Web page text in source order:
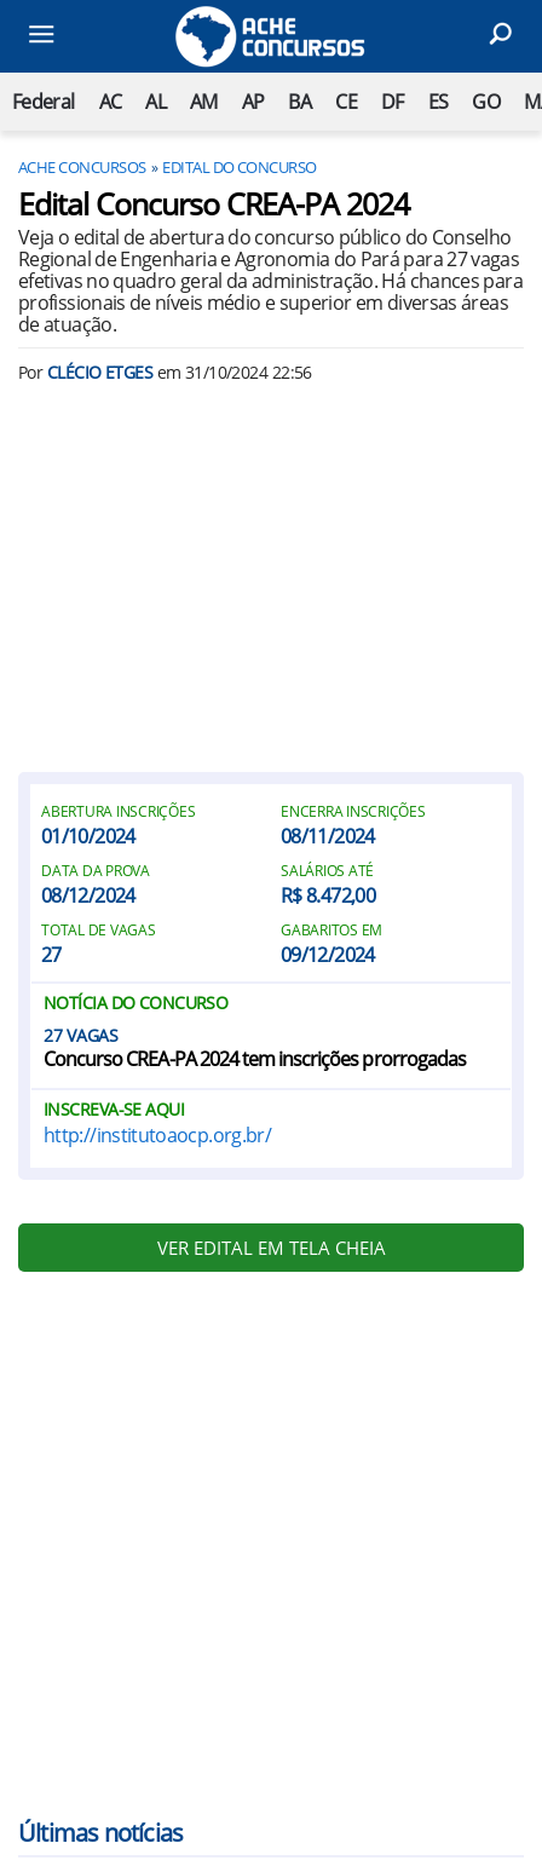
Federal AC AL AM AP BA CE DF ES GO
ACHE CONCURSOS EDITAL DO CONCURSO
Edital Concurso CREA-PA 2024
Veja o edital de abertura do concurso público do Conselho
Regional de Engenharia e Agronomia do Pará para 27 vagas
efetivas no quadro geral da administração. Há chances para
profissionais de níveis médio e superior em diversas áreas
de atuação.
PorCLÉCIO ETGESem 31/10/2024 22:56
ABERTURA INSCRIÇÕES
01/10/2024
ENCERRA INSCRIÇÕES
08/11/2024
DATA DA PROVA
08/12/2024
SALÁRIOS ATÉ
R$ 8.472,00
TOTAL DE VAGAS
27
GABARITOS EM
09/12/2024
NOTÍCIA DO CONCURSO
27
Concurso CREA-PA 2024 tem inscrições prorrogadas
INSCREVA-SE AQUI
http://institutoaocp.org.br/
VER EDITAL EM TELA CHEIA
Últimas notícias